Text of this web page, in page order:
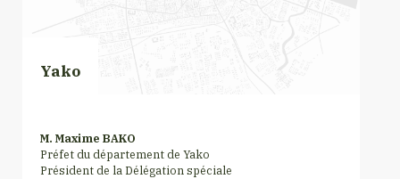
Yako
M. Maxime BAKO
Préfet du département de Yako
Président de la Délégation spéciale